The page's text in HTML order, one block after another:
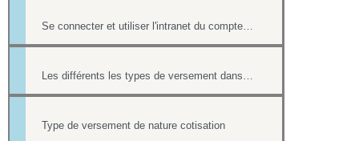
Se connecter et utiliser l'intranet du compte hipay direct
Les différents les types de versement dans un formulaire payant.
Type de versement de nature cotisation